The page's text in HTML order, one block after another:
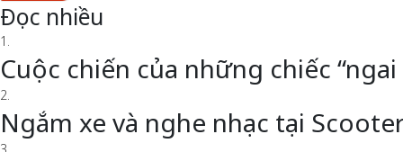
Đọc nhiều
1.
Cuộc chiến của những chiếc
2.
Ngắm xe và nghe nhạc tại
3.